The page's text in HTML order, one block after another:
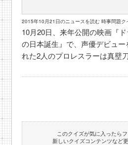
2015年10月21日のニュースを読む 時事問題ク
10月20日、来年公開の映画『
の日本誕生』で、声優デビュ
れた2人のプロレスラーは真壁
このクイズが気に入ったら
新しいクイズコンテンツなど